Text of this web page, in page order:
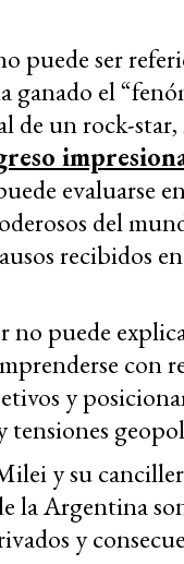
puede ser
el
de un rock-star,
evaluarse
del
recibidos
no puede
con
y
y su
la Argentina
y